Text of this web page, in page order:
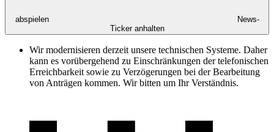
abspielen
News-
Ticker anhalten
Wir modernisieren derzeit unsere technischen Systeme. Daher
kann es vorübergehend zu Einschränkungen der telefonischen
Erreichbarkeit sowie zu Verzögerungen bei der Bearbeitung
von Anträgen kommen. Wir bitten um Ihr Verständnis.